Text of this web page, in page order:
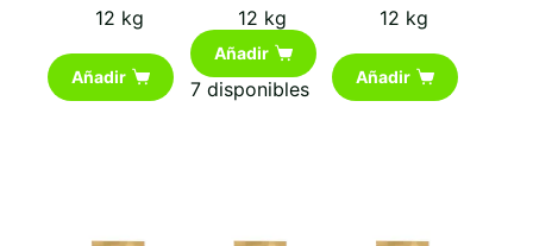
12 kg
Añadir
12 kg
Añadir
7 disponibles
12 kg
Añadir